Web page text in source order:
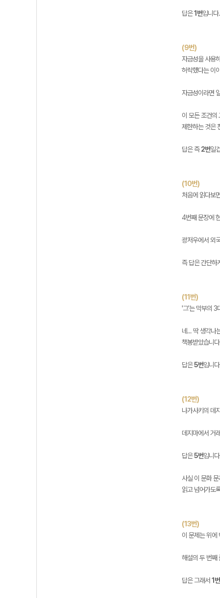
답은1번입니
(9번)
자금성을 사용
허락했다는 이
자금성이라면
이 모든 조건의
제한하는 것은
답은 즉2번일
(10번)
처음에 읽다보
4번째 문장에
광저우에서 외
즉 답은 간단하
(11번)
'그'는 막부의 3
네... 딱 생각나
책봉받았습니
답은5번입니
(12번)
나가사키의 데
데지마에서 거
답은5번입니
사실 이 문화
읽고 넘어가도
(13번)
이 문제는 위에
해설의 두 번째
답은 그래서 1번